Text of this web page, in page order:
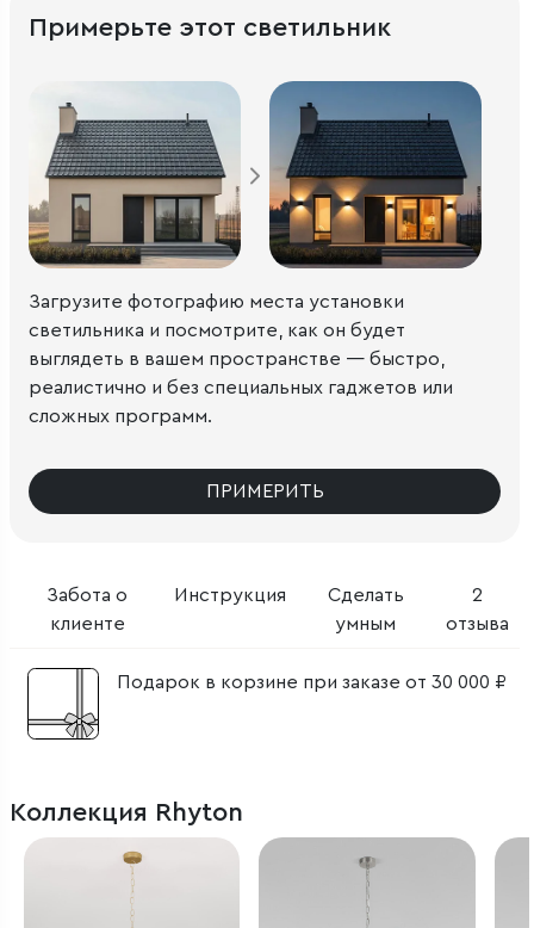
Забота о
клиенте
Инструкция
Сделать
умным
2
отзыва
Подарок в корзине при заказе от 30 000 ₽
Примерьте этот светильник
Загрузите фотографию места установки
светильника и посмотрите, как он будет
выглядеть в вашем пространстве — быстро,
реалистично и без специальных гаджетов или
сложных программ.
ПРИМЕРИТЬ
Коллекция Rhyton